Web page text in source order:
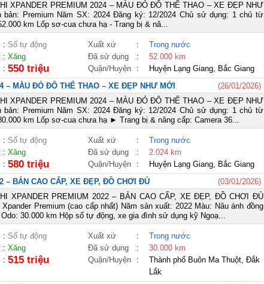
XPANDER PREMIUM 2024 – MÀU ĐỎ ĐÔ THỂ THAO – XE ĐẸP NHƯ
bản: Premium Năm SX: 2024 Đăng ký: 12/2024 Chủ sử dụng: 1 chủ từ
km Lốp sơ-cua chưa hạ - Trang bị & nâ...
: Số tự động Xuất xứ :
Trong nước
: Xăng Đã sử dụng :
52.000 km
: 550 triệu Quận/Huyện : Huyện Lạng Giang, Bắc Giang
– MÀU ĐỎ ĐÔ THỂ THAO – XE ĐẸP NHƯ MỚI
(26/01/2026)
XPANDER PREMIUM 2024 – MÀU ĐỎ ĐÔ THỂ THAO – XE ĐẸP NHƯ
bản: Premium Năm SX: 2024 Đăng ký: 12/2024 Chủ sử dụng: 1 chủ từ
km Lốp sơ-cua chưa hạ ► Trang bị & nâng cấp: Camera 36...
: Số tự động Xuất xứ :
Trong nước
: Xăng Đã sử dụng :
2.024 km
: 580 triệu Quận/Huyện : Huyện Lạng Giang, Bắc Giang
– BẢN CAO CẤP, XE ĐẸP, ĐỒ CHƠI ĐỦ
(03/01/2026)
XPANDER PREMIUM 2022 – BẢN CAO CẤP, XE ĐẸP, ĐỒ CHƠI ĐỦ
Xpander Premium (cao cấp nhất) Năm sản xuất: 2022 Màu: Nâu ánh đồng
30.000 km Hộp số tự động, xe gia đình sử dụng kỹ Ngoạ...
: Số tự động Xuất xứ :
Trong nước
: Xăng Đã sử dụng :
30.000 km
: 515 triệu Quận/Huyện :
Thành phố Buôn Ma Thuột, Đắk
Lắk